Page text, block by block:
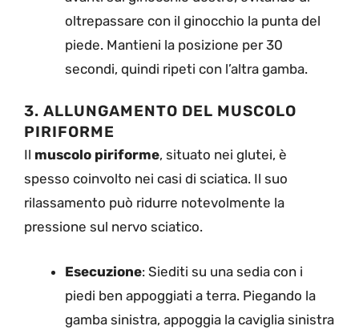
oltrepassare con il ginocchio la punta del
piede. Mantieni la posizione per 30
secondi, quindi ripeti con l’altra gamba.
3. ALLUNGAMENTO DEL MUSCOLO
PIRIFORME
Il muscolo piriforme, situato nei glutei, è
spesso coinvolto nei casi di sciatica. Il suo
rilassamento può ridurre notevolmente la
pressione sul nervo sciatico.
Esecuzione: Siediti su una sedia con i
piedi ben appoggiati a terra. Piegando la
gamba sinistra, appoggia la caviglia sinistra